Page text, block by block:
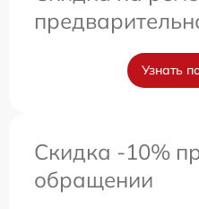
Узнать
Скидка -10%
обращении